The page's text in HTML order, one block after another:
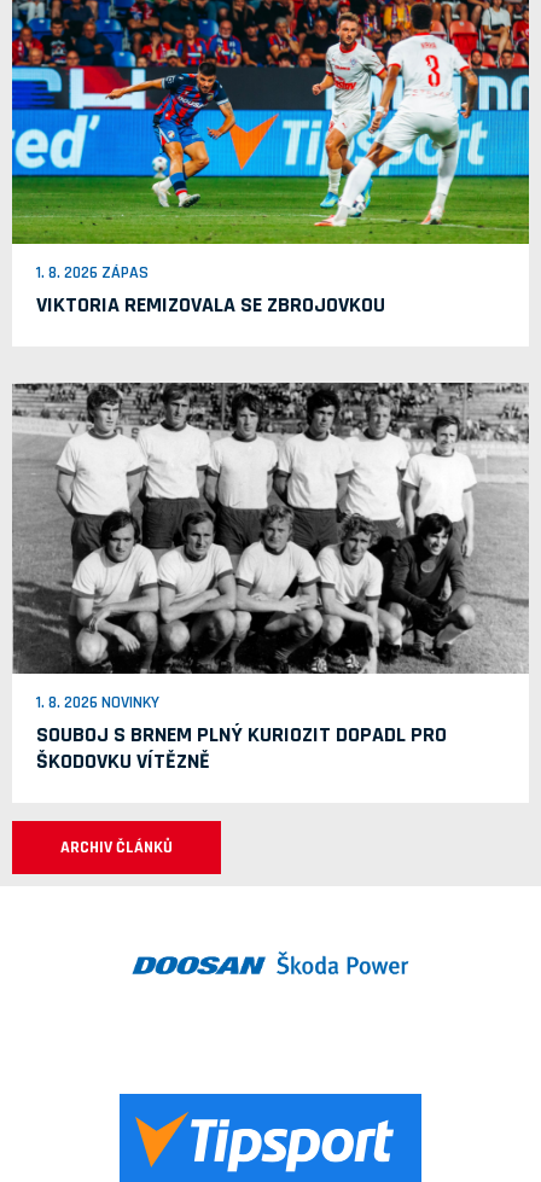
1. 8. 2026 ZÁPAS
VIKTORIA REMIZOVALA SE ZBROJOVKOU
1. 8. 2026 NOVINKY
SOUBOJ S BRNEM PLNÝ KURIOZIT DOPADL PRO
ŠKODOVKU VÍTĚZNĚ
ARCHIV ČLÁNKŮ